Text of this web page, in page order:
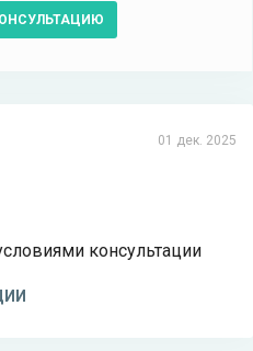
01 дек. 2025
консультации